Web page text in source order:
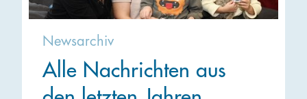
Newsarchiv
Alle Nachrichten aus